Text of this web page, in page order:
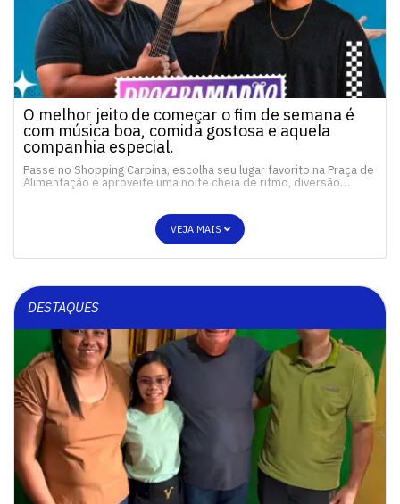
O melhor jeito de começar o fim de semana é
com música boa, comida gostosa e aquela
companhia especial.
Passe no Shopping Carpina, escolha seu lugar favorito na Praça de
Alimentação e aproveite uma noite cheia de ritmo, diversão…
VEJA MAIS
DESTAQUES